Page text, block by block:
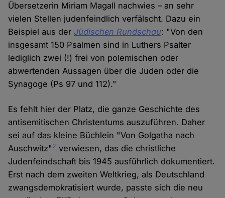
Übersetzerin Miriam Magall nachwies – an sehr
vielen Stellen judenfeindlich verfälscht. Dazu ein
Beispiel aus derJüdischen Rundschau: "Von den
insgesamt 150 Psalmen sind in Luthers Psalter
lediglich zwei (!) frei von polemischen oder
abwertenden Aussagen über die Juden oder die
Synagoge (Ps 97 und 112)."
Es fehlt hier der Platz, die ganze Geschichte des
antisemitischen Christentums auszuführen. Daher
sei auf das kleine Büchlein "Von Golgatha nach
Auschwitz"2 verwiesen, das die christliche
Judenfeindschaft bis 1945 ausführlich dokumentiert.
Erst nach dem zweiten Weltkrieg, als Deutschland
zwangsdemokratisiert wurde, passte sich die neu